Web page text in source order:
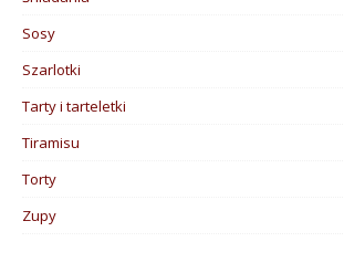
Sosy
Szarlotki
Tarty i tarteletki
Tiramisu
Torty
Zupy